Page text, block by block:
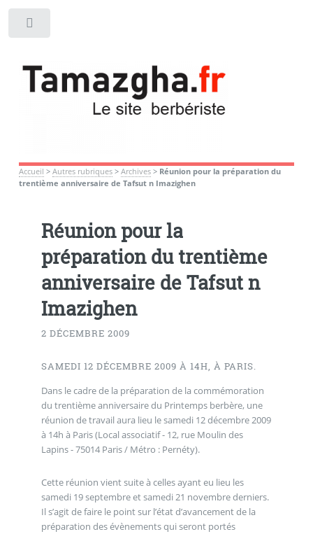
Accueil > Autres rubriques> Archives> Réunion pour la préparation du
trentième anniversaire de Tafsut n Imazighen
Réunion pour la
préparation du trentième
anniversaire de Tafsut n
Imazighen
2 DÉCEMBRE 2009
SAMEDI 12 DÉCEMBRE 2009 À 14H, À PARIS.
Dans le cadre de la préparation de la commémoration
du trentième anniversaire du Printemps berbère, une
réunion de travail aura lieu le samedi 12 décembre 2009
à 14h à Paris (Local associatif - 12, rue Moulin des
Lapins - 75014 Paris / Métro : Pernéty).
Cette réunion vient suite à celles ayant eu lieu les
samedi 19 septembre et samedi 21 novembre derniers.
Il s’agit de faire le point sur l’état d’avancement de la
préparation des évènements qui seront portés